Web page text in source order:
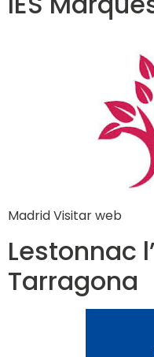
Madrid Visitar web
Lestonnac
Tarragona